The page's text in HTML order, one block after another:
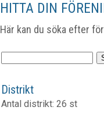
HITTA DIN
Här kan du söka efter
Distrikt
Antal distrikt: 26 st